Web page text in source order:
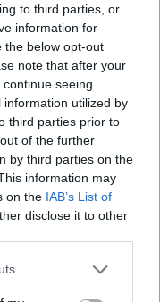
to third parties, or
information for
the below opt-out
note that after your
seeing
utilized by
third parties prior to
of the further
by third parties on the
information may
on the IAB’s List of
disclose it to other
is előfordult,
népszerű